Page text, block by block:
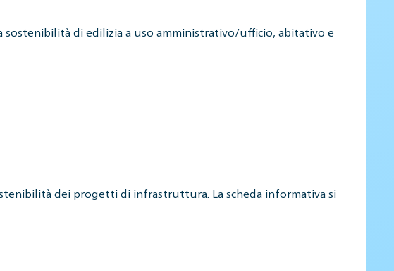
sostenibilità di edilizia a uso amministrativo/ufficio, abitativo e
dei progetti di infrastruttura. La scheda informativa si